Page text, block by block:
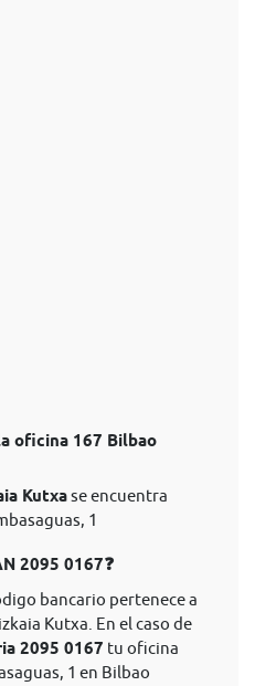
oficina 167 Bilbao
Kutxase encuentra
1
2095 0167❓
bancario pertenece a
Kutxa. En el caso de
2095 0167 tu oficina
1 en Bilbao